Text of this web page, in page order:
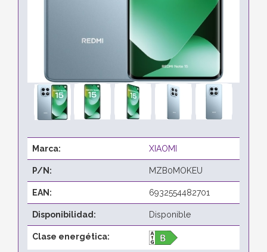
Marca: XIAOMI
P/N: MZB0MOKEU
EAN: 6932554482701
Disponibilidad: Disponible
Clase energética: